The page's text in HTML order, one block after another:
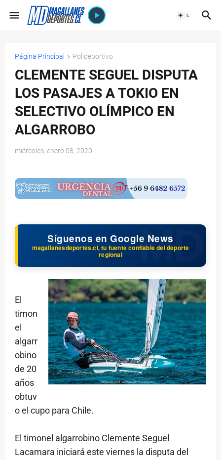
Página Principal Polideportivo
CLEMENTE SEGUEL DISPUTA
LOS PASAJES A TOKIO EN
SELECTIVO OLÍMPICO EN
ALGARROBO
miércoles, enero 08, 2020
Síguenos en Google News
magallanesdeportes.cl, tu fuente confiable del deporte
regional
El
timon
el
algarr
obino
de 20
años
obtuv
o el cupo para Chile.
El timonel algarrobino Clemente Seguel
Lacamara iniciará este viernes la disputa del